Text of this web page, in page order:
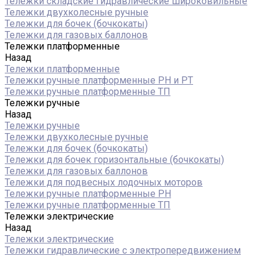
Тележки двухколесные ручные
Тележки для бочек (бочкокаты)
Тележки для газовых баллонов
Тележки платформенные
Назад
Тележки платформенные
Тележки ручные платформенные PH и PT
Тележки ручные платформенные ТП
Тележки ручные
Назад
Тележки ручные
Тележки двухколесные ручные
Тележки для бочек (бочкокаты)
Тележки для бочек горизонтальные (бочкокаты)
Тележки для газовых баллонов
Тележки для подвесных лодочных моторов
Тележки ручные платформенные PH
Тележки ручные платформенные ТП
Тележки электрические
Назад
Тележки электрические
Тележки гидравлические с электропередвижением